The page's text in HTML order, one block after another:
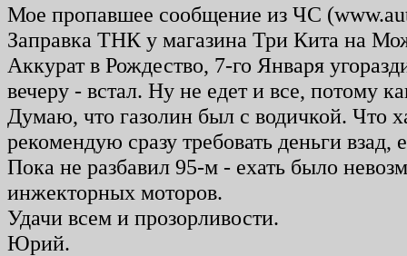
Мое пропавшее сообщение из ЧС
Заправка ТНК у магазина Три Кита на
Аккурат в Рождество, 7-го Января
вечеру - встал. Ну не едет и все, потому
Думаю, что газолин был с водичкой. Что
рекомендую сразу требовать деньги
Пока не разбавил 95-м - ехать было
инжекторных моторов.
Удачи всем и прозорливости.
Юрий.